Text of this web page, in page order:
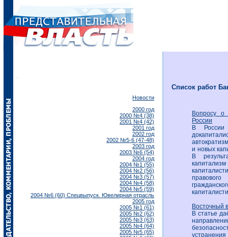
Новости
2000 год
2000 №4 (38)
2001 №4 (42)
2001 год
2002 год
2002 №5-6 (47-48)
2003 год
2003 №6 (54)
2004 год
2004 №1 (55)
2004 №2 (56)
2004 №3 (57)
2004 №4 (58)
2004 №5 (59)
2004 №6 (60) Спецвыпуск. Ювелирная отрасль
2005 год
2005 №1 (61)
2005 №2 (62)
2005 №3 (63)
2005 №4 (64)
2005 №5 (65)
Список работ
Вопросу о
России
В России
и новых
В
Восточный
В статье
устранения